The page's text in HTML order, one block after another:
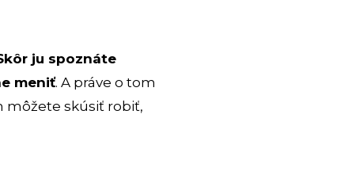
ju spoznáte
meniť. A práve o tom
môžete skúsiť robiť,